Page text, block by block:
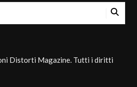
Distorti Magazine. Tutti i diritti